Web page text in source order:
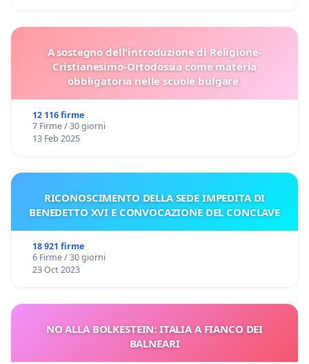
A sostegno dell'introduzione di Religione-
Cristianesimo-Ortodossia come materia
obbligatoria nelle scuole bulgare.
12 116 firme
7 Firme / 30 giorni
13 Feb 2025
RICONOSCIMENTO DELLA SEDE IMPEDITA DI
BENEDETTO XVI E CONVOCAZIONE DEL CONCLAVE
18 921 firme
6 Firme / 30 giorni
23 Oct 2023
NO ALLA BOLKESTEIN: ITALIA A FIANCO DEI
BALNEARI